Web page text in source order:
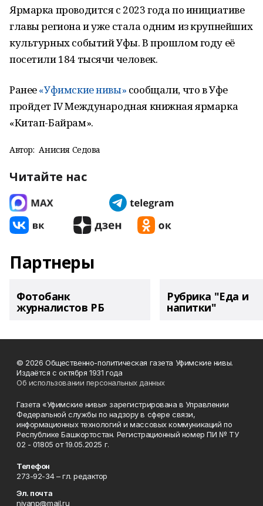
Ярмарка проводится с 2023 года по инициативе
главы региона и уже стала одним из крупнейших
культурных событий Уфы. В прошлом году её
посетили 184 тысячи человек.
Ранее«Уфимские нивы» сообщали, что в Уфе
пройдет IV Международная книжная ярмарка
«Китап-Байрам».
Автор: Анисия Седова
Читайте нас
Партнеры
Фотобанк
журналистов РБ
Рубрика "Еда и
напитки"
© 2026 Общественно-политическая газета Уфимские нивы.
Издаётся с октября 1931 года
Об использовании персональных данных
Газета «Уфимские нивы» зарегистрирована в Управлении
Федеральной службы по надзору в сфере связи,
информационных технологий и массовых коммуникаций по
Республике Башкортостан. Регистрационный номер ПИ № ТУ
02 - 01805 от 19.05.2025 г.
Телефон
273-92-34 – гл. редактор
Эл. почта
nivanp@mail.ru